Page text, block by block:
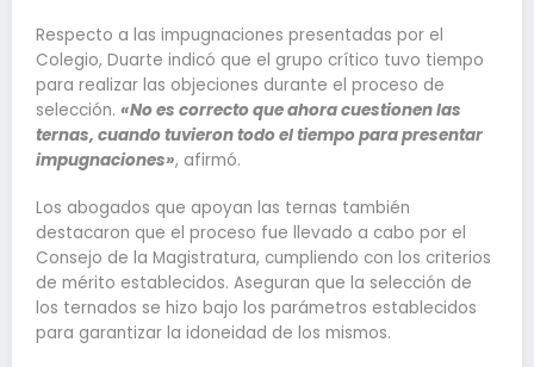
Respecto a las impugnaciones presentadas por el
Colegio, Duarte indicó que el grupo crítico tuvo tiempo
para realizar las objeciones durante el proceso de
selección. «No es correcto que ahora cuestionen las
ternas, cuando tuvieron todo el tiempo para presentar
impugnaciones», afirmó.
Los abogados que apoyan las ternas también
destacaron que el proceso fue llevado a cabo por el
Consejo de la Magistratura, cumpliendo con los criterios
de mérito establecidos. Aseguran que la selección de
los ternados se hizo bajo los parámetros establecidos
para garantizar la idoneidad de los mismos.